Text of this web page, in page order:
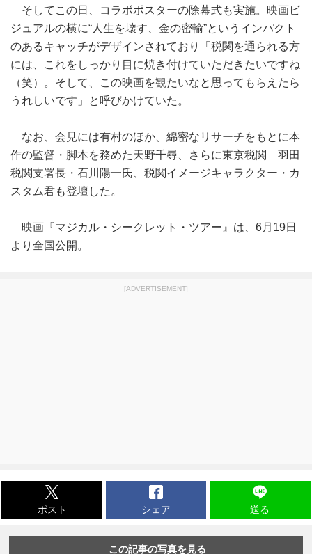
そしてこの日、コラボポスターの除幕式も実施。映画ビ
ジュアルの横に“人生を壊す、金の密輸”というインパクト
のあるキャッチがデザインされており「税関を通られる方
には、これをしっかり目に焼き付けていただきたいですね
（笑）。そして、この映画を観たいなと思ってもらえたら
うれしいです」と呼びかけていた。
なお、会見には有村のほか、綿密なリサーチをもとに本
作の監督・脚本を務めた天野千尋、さらに東京税関 羽田
税関支署長・石川陽一氏、税関イメージキャラクター・カ
スタム君も登壇した。
映画『マジカル・シークレット・ツアー』は、6月19日
より全国公開。
[ADVERTISEMENT]
ポスト シェア 送る
この記事の写真を見る